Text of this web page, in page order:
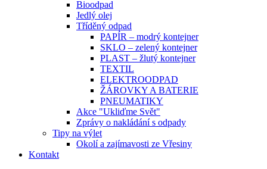
Bioodpad
Jedlý olej
Tříděný odpad
PAPÍR – modrý kontejner
SKLO – zelený kontejner
PLAST – žlutý kontejner
TEXTIL
ELEKTROODPAD
ŽÁROVKY A BATERIE
PNEUMATIKY
Akce "Ukliďme Svět"
Zprávy o nakládání s odpady
Tipy na výlet
Okolí a zajímavosti ze Vřesiny
Kontakt